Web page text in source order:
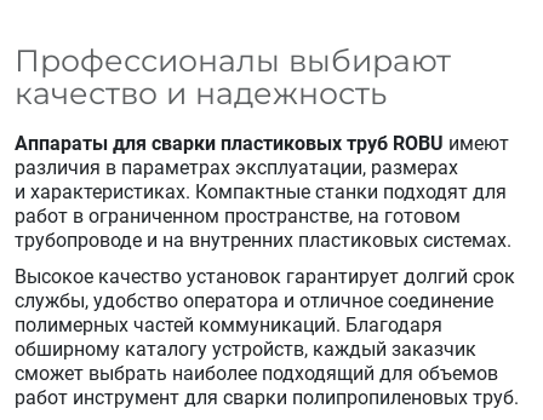
Профессионалы выбирают
качество и надежность
Аппараты для сварки пластиковых труб ROBU имеют
различия в параметрах эксплуатации, размерах
и характеристиках. Компактные станки подходят для
работ в ограниченном пространстве, на готовом
трубопроводе и на внутренних пластиковых системах.
Высокое качество установок гарантирует долгий срок
службы, удобство оператора и отличное соединение
полимерных частей коммуникаций. Благодаря
обширному каталогу устройств, каждый заказчик
сможет выбрать наиболее подходящий для объемов
работ инструмент для сварки полипропиленовых труб.